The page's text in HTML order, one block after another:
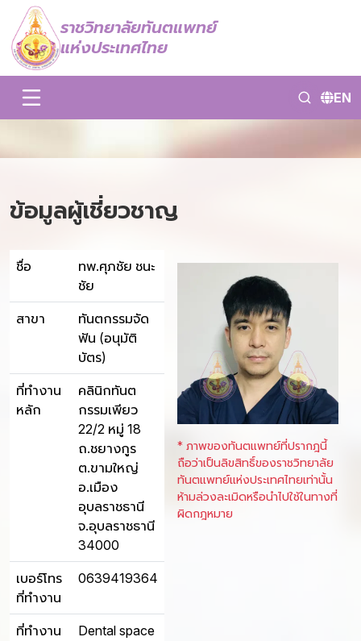
ราชวิทยาลัยทันตแพทย์
แห่งประเทศไทย
EN
ข้อมูลผู้เชี่ยวชาญ
ชื่อ
ทพ.ศุภชัย ชนะ
ชัย
สาขา
ทันตกรรมจัด
ฟัน (อนุมัติ
บัตร)
ที่ทำงาน
หลัก
คลินิกทันต
กรรมเพียว
22/2 หมู่ 18
ถ.ชยางกูร
ต.ขามใหญ่
อ.เมือง
อุบลราชธานี
จ.อุบลราชธานี
34000
เบอร์โทร
ที่ทำงาน
0639419364
ที่ทำงาน
Dental space
* ภาพของทันตแพทย์ที่ปรากฎนี้
ถือว่าเป็นลิขสิทธิ์ของราชวิทยาลัย
ทันตแพทย์แห่งประเทศไทยเท่านั้น
ห้ามล่วงละเมิดหรือนำไปใช้ในทางที่
ผิดกฎหมาย